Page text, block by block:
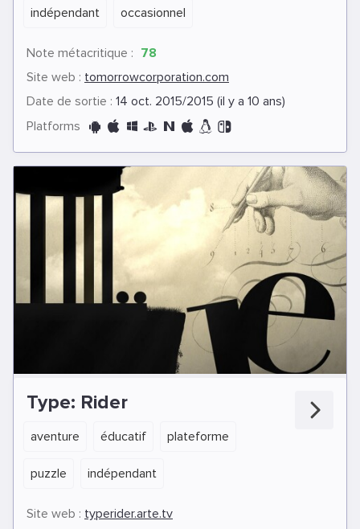
indépendant occasionnel
Note métacritique : 78
Site web : tomorrowcorporation.com
Date de sortie : 14 oct. 2015/2015 (il y a 10 ans)
Platforms
Type: Rider
aventure éducatif plateforme
puzzle indépendant
Site web : typerider.arte.tv